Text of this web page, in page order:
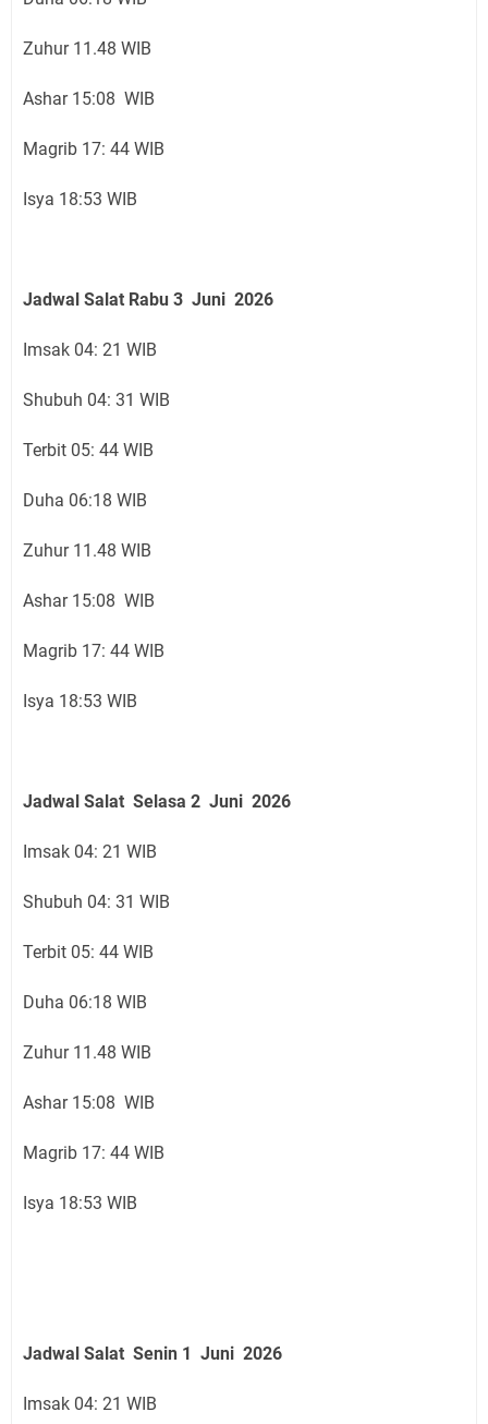
Zuhur 11.48 WIB
Ashar 15:08 WIB
Magrib 17: 44 WIB
Isya 18:53 WIB
Jadwal Salat Rabu 3 Juni 2026
Imsak 04: 21 WIB
Shubuh 04: 31 WIB
Terbit 05: 44 WIB
Duha 06:18 WIB
Zuhur 11.48 WIB
Ashar 15:08 WIB
Magrib 17: 44 WIB
Isya 18:53 WIB
Jadwal Salat Selasa 2 Juni 2026
Imsak 04: 21 WIB
Shubuh 04: 31 WIB
Terbit 05: 44 WIB
Duha 06:18 WIB
Zuhur 11.48 WIB
Ashar 15:08 WIB
Magrib 17: 44 WIB
Isya 18:53 WIB
Jadwal Salat Senin 1 Juni 2026
Imsak 04: 21 WIB